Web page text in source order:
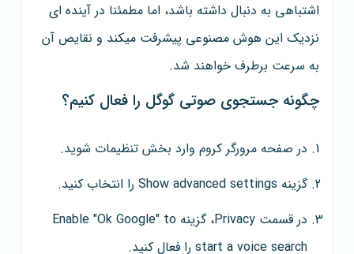
اشتباهی به دنبال داشته باشد، اما مطمئنا در آینده ای
نزدیک این هوش مصنوعی پیشرفت میکند و نقایص آن
به سرعت برطرف خواهند شد.
چگونه جستجوی صوتی گوگل را فعال کنیم؟
در صفحه مرورگر کروم وارد بخش تنظیمات شوید.
گزینه Show advanced settings را انتخاب کنید.
در قسمت Privacy، گزینه Enable "Ok Google" to
start a voice search را فعال کنید.